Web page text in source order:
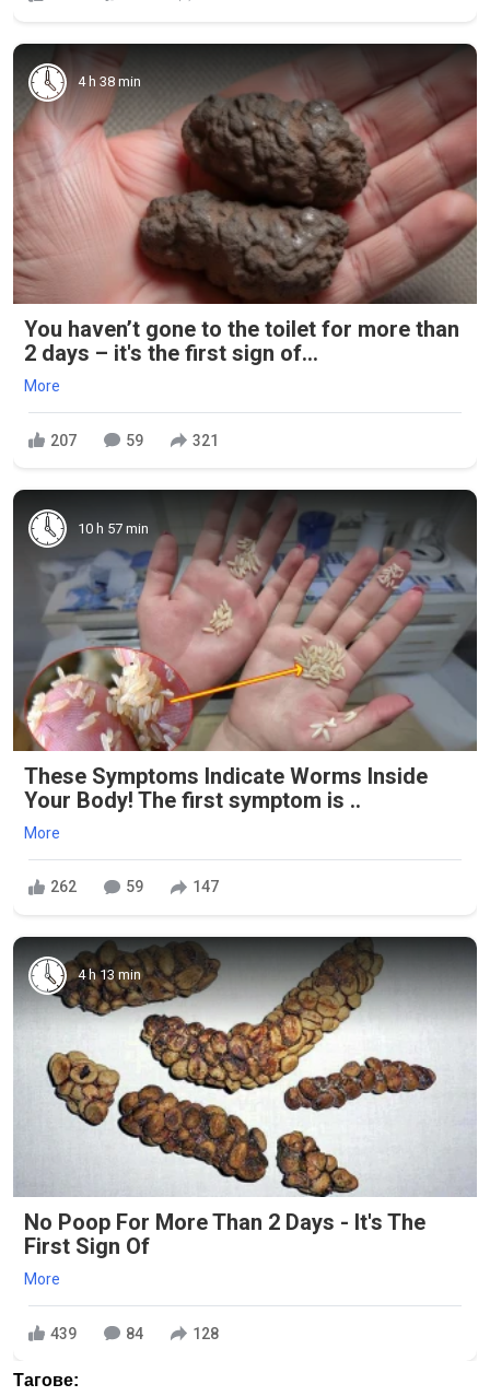
4 h 38 min
You haven’t gone to the toilet for more than
2 days – it's the first sign of...
More
207 59 321
10 h 57 min
These Symptoms Indicate Worms Inside
Your Body! The first symptom is ..
More
262 59 147
4 h 13 min
No Poop For More Than 2 Days - It's The
First Sign Of
More
439 84 128
Тагове: